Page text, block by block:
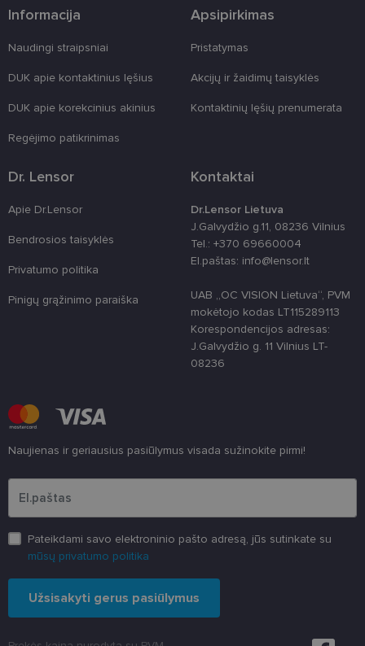
Informacija
Naudingi straipsniai
DUK apie kontaktinius lęšius
DUK apie korekcinius akinius
Regėjimo patikrinimas
Apsipirkimas
Pristatymas
Akcijų ir žaidimų taisyklės
Kontaktinių lęšių prenumerata
Dr. Lensor
Apie Dr.Lensor
Bendrosios taisyklės
Privatumo politika
Pinigų grąžinimo paraiška
Kontaktai
Dr.Lensor Lietuva
J.Galvydžio g.11, 08236 Vilnius
Tel.: +370 69660004
El.paštas: info@lensor.lt
UAB „OC VISION Lietuva“, PVM
mokėtojo kodas LT115289113
Korespondencijos adresas:
J.Galvydžio g. 11 Vilnius LT-
08236
Naujienas ir geriausius pasiūlymus visada sužinokite pirmi!
Pateikdami savo elektroninio pašto adresą, jūs sutinkate su
mūsų privatumo politika
Užsisakyti gerus pasiūlymus
Funkciniai slapukai
Būtinieji slapukai
slapukai atpažįsta Jūsų įrenginį, tačiau neatskleidžia
Jūsų tapatybės, taip pat nerenka informacijos. Be šių
slapukų tinklalapis neveiks tinkamai. Šie slapukai
funkcijas, bet ne ilgiau kaip dvejus metus.
Šie būtinieji slapukai nustatomi automatiškai.
Teikėjas/
Domenas
Galiojimas
www.lensor.lt
11 mėnesį
Šis slapukas
tam tikro
formas.
country_ok
shipping_country
www.lensor.lt
clientId
www.lensor.lt
vartotojams